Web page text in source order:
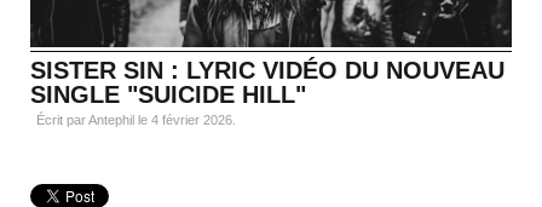
SISTER SIN : LYRIC VIDÉO DU NOUVEAU
SINGLE "SUICIDE HILL"
Écrit par Antephil le 4 février 2026